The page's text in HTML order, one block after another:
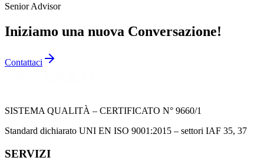
Senior Advisor
Iniziamo una nuova Conversazione!
Contattaci
SISTEMA QUALITÀ – CERTIFICATO N° 9660/1
Standard dichiarato UNI EN ISO 9001:2015 – settori IAF 35, 37
SERVIZI